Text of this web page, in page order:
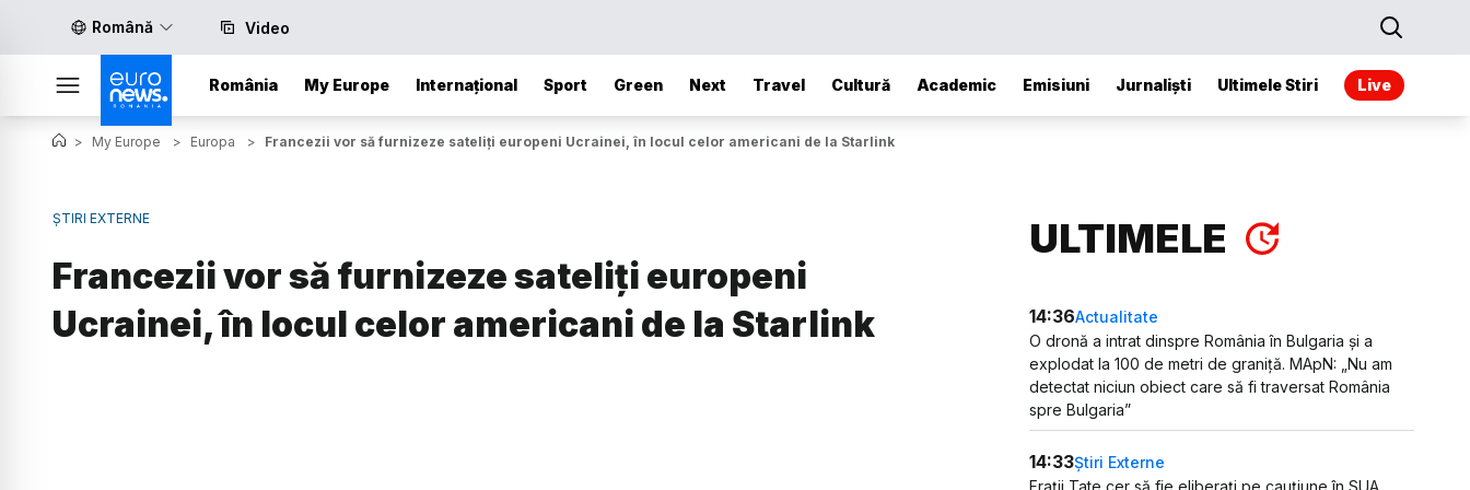
Română Video
România My Europe Internațional Sport Green Next Travel Cultură Academic Emisiuni Jurnaliști Ultimele Stiri Live
> My Europe > Europa > Francezii vor să furnizeze sateliți europeni Ucrainei, în locul celor americani de la Starlink
ȘTIRI EXTERNE
Francezii vor să furnizeze sateliți europeni
Ucrainei, în locul celor americani de la Starlink
ULTIMELE
14:36Actualitate
O dronă a intrat dinspre România în Bulgaria și a
explodat la 100 de metri de graniță. MApN: „Nu am
detectat niciun obiect care să fi traversat România
spre Bulgaria”
14:33Știri Externe
Frații Tate cer să fie eliberați pe cauțiune în SUA.